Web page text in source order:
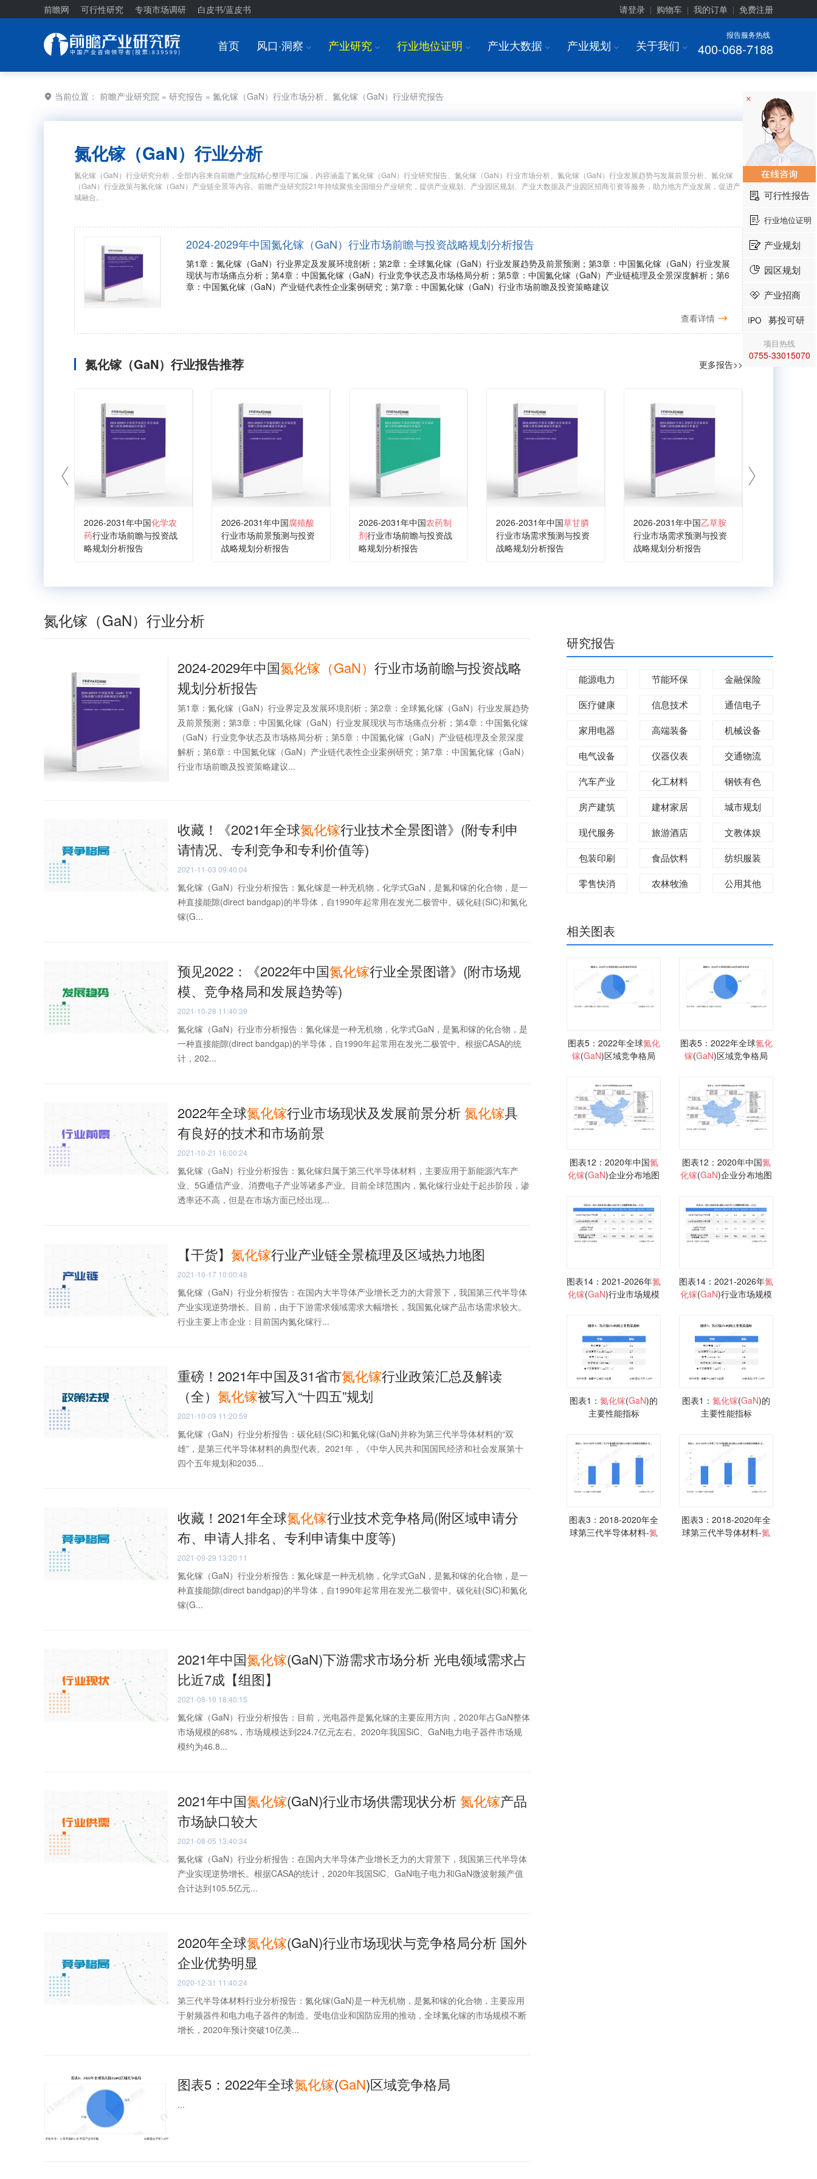
前瞻网 可行性研究 专项市场调研 白皮书/蓝皮书 请登录 购物车 我的订单 免费注册
报告服务热线
400-068-7188
首页 风口·洞察 I 产业研究 I 行业地位证明 I 产业大数据 I 产业规划 I 关于我们 I
当前位置： 前瞻产业研究院 » 研究报告 » 氮化镓（GaN）行业市场分析、氮化镓（GaN）行业研究报告
氮化镓（GaN）行业分析
氮化镓（GaN）行业研究分析，全部内容来自前瞻产业院精心整理与汇编，内容涵盖了氮化镓（GaN）行业研究报告、氮化镓（GaN）行业市场分析、氮化镓（GaN）行业发展趋势与发展前景分析、氮化镓
（GaN）行业政策与氮化镓（GaN）产业链全景等内容。前瞻产业研究院21年持续聚焦全国细分产业研究，提供产业规划、产业园区规划、产业大数据及产业园区招商引资等服务，助力地方产业发展，促进产
城融合。
2024-2029年中国氮化镓（GaN）行业市场前瞻与投资战略规划分析报告
第1章：氮化镓（GaN）行业界定及发展环境剖析；第2章：全球氮化镓（GaN）行业发展趋势及前景预测；第3章：中国氮化镓（GaN）行业发展
现状与市场痛点分析；第4章：中国氮化镓（GaN）行业竞争状态及市场格局分析；第5章：中国氮化镓（GaN）产业链梳理及全景深度解析；第6
章：中国氮化镓（GaN）产业链代表性企业案例研究；第7章：中国氮化镓（GaN）行业市场前瞻及投资策略建议
查看详情
氮化镓（GaN）行业报告推荐 更多报告>>
2026-2031年中国化学农
药行业市场前瞻与投资战
略规划分析报告
2026-2031年中国腐殖酸
行业市场前景预测与投资
战略规划分析报告
2026-2031年中国农药制
剂行业市场前瞻与投资战
略规划分析报告
2026-2031年中国草甘膦
行业市场需求预测与投资
战略规划分析报告
2026-2031年中国乙草胺
行业市场需求预测与投资
战略规划分析报告
氮化镓（GaN）行业分析
2024-2029年中国氮化镓（GaN） 行业市场前瞻与投资战略
规划分析报告
第1章：氮化镓（GaN）行业界定及发展环境剖析；第2章：全球氮化镓（GaN）行业发展趋势
及前景预测；第3章：中国氮化镓（GaN）行业发展现状与市场痛点分析；第4章：中国氮化镓
（GaN）行业竞争状态及市场格局分析；第5章：中国氮化镓（GaN）产业链梳理及全景深度
解析；第6章：中国氮化镓（GaN）产业链代表性企业案例研究；第7章：中国氮化镓（GaN）
行业市场前瞻及投资策略建议...
收藏！《2021年全球氮化镓行业技术全景图谱》(附专利申
请情况、专利竞争和专利价值等)
2021-11-03 09:40:04
氮化镓（GaN）行业分析报告：氮化镓是一种无机物，化学式GaN，是氮和镓的化合物，是一
种直接能隙(direct bandgap)的半导体，自1990年起常用在发光二极管中。碳化硅(SiC)和氮化
镓(G...
预见2022：《2022年中国氮化镓行业全景图谱》(附市场规
模、竞争格局和发展趋势等)
2021-10-28 11:40:39
氮化镓（GaN）行业市分析报告：氮化镓是一种无机物，化学式GaN，是氮和镓的化合物，是
一种直接能隙(direct bandgap)的半导体，自1990年起常用在发光二极管中。根据CASA的统
计，202...
2022年全球氮化镓行业市场现状及发展前景分析氮化镓具
有良好的技术和市场前景
2021-10-21 16:00:24
氮化镓（GaN）行业分析报告：氮化镓归属于第三代半导体材料，主要应用于新能源汽车产
业、5G通信产业、消费电子产业等诸多产业。目前全球范围内，氮化镓行业处于起步阶段，渗
透率还不高，但是在市场方面已经出现...
【干货】 氮化镓行业产业链全景梳理及区域热力地图
2021-10-17 10:00:48
氮化镓（GaN）行业分析报告：在国内大半导体产业增长乏力的大背景下，我国第三代半导体
产业实现逆势增长。目前，由于下游需求领域需求大幅增长，我国氮化镓产品市场需求较大。
行业主要上市企业：目前国内氮化镓行...
重磅！2021年中国及31省市氮化镓行业政策汇总及解读
（全） 氮化镓被写入“十四五”规划
2021-10-09 11:20:59
氮化镓（GaN）行业分析报告：碳化硅(SiC)和氮化镓(GaN)并称为第三代半导体材料的“双
雄”，是第三代半导体材料的典型代表。2021年，《中华人民共和国国民经济和社会发展第十
四个五年规划和2035...
收藏！2021年全球氮化镓行业技术竞争格局(附区域申请分
布、申请人排名、专利申请集中度等)
2021-09-29 13:20:11
氮化镓（GaN）行业分析报告：氮化镓是一种无机物，化学式GaN，是氮和镓的化合物，是一
种直接能隙(direct bandgap)的半导体，自1990年起常用在发光二极管中。碳化硅(SiC)和氮化
镓(G...
2021年中国氮化镓(GaN)下游需求市场分析 光电领域需求占
比近7成【组图】
2021-08-10 18:40:15
氮化镓（GaN）行业分析报告：目前，光电器件是氮化镓的主要应用方向，2020年占GaN整体
市场规模的68%，市场规模达到224.7亿元左右。2020年我国SiC、GaN电力电子器件市场规
模约为46.8...
2021年中国氮化镓(GaN)行业市场供需现状分析氮化镓产品
市场缺口较大
2021-08-05 13:40:34
氮化镓（GaN）行业分析报告：在国内大半导体产业增长乏力的大背景下，我国第三代半导体
产业实现逆势增长。根据CASA的统计，2020年我国SiC、GaN电子电力和GaN微波射频产值
合计达到105.5亿元...
2020年全球氮化镓(GaN)行业市场现状与竞争格局分析 国外
企业优势明显
2020-12-31 11:40:24
第三代半导体材料行业分析报告：氮化镓(GaN)是一种无机物，是氮和镓的化合物，主要应用
于射频器件和电力电子器件的制造。受电信业和国防应用的推动，全球氮化镓的市场规模不断
增长，2020年预计突破10亿美...
图表5：2022年全球氮化镓(GaN)区域竞争格局
...
研究报告
能源电力 节能环保
金融保险
医疗健康
信息技术
通信电子
家用电器
高端装备
机械设备
电气设备
仪器仪表
交通物流
汽车产业
化工材料
钢铁有色
房产建筑
建材家居
城市规划
现代服务
旅游酒店
文教体娱
包装印刷
食品饮料
纺织服装
零售快消
农林牧渔 公用其他
相关图表
图表5：2022年全球氮化
镓(GaN)区域竞争格局
图表5：2022年全球氮化
镓(GaN)区域竞争格局
图表12：2020年中国氮
化镓(GaN)企业分布地图
图表12：2020年中国氮
化镓(GaN)企业分布地图
图表14：2021-2026年氮
化镓(GaN)行业市场规模
图表14：2021-2026年氮
化镓(GaN)行业市场规模
图表1： 氮化镓(GaN)的
主要性能指标
图表1： 氮化镓(GaN)的
主要性能指标
图表3：2018-2020年全
球第三代半导体材料-氮
图表3：2018-2020年全
球第三代半导体材料-氮
×
可行性报告
行业地位证明
产业规划
园区规划
产业招商
募投可研
项目热线
0755-33015070